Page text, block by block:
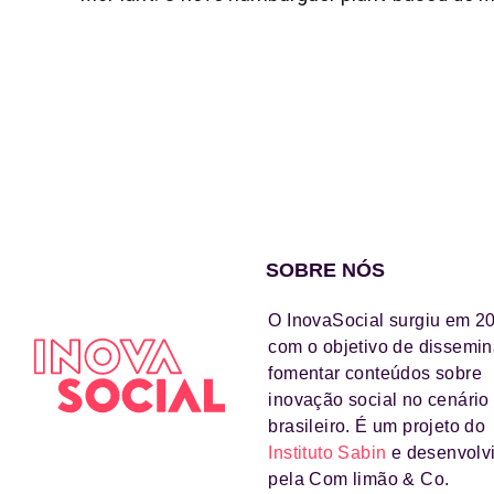
SOBRE NÓS
O InovaSocial surgiu em
com o objetivo de
fomentar conteúdos sobre
inovação social no cenário
brasileiro. É um projeto do
Instituto Sabin e
pela Com limão & Co.